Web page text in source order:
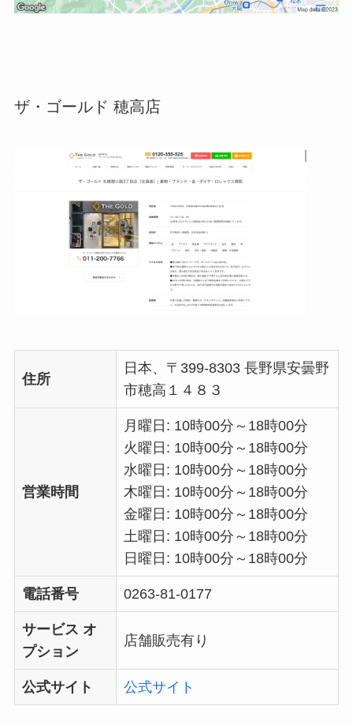
ザ・ゴールド 穂高店
住所
日本、〒399-8303 長野県安曇野
市穂高１４８３
営業時間
月曜日: 10時00分～18時00分
火曜日: 10時00分～18時00分
水曜日: 10時00分～18時00分
木曜日: 10時00分～18時00分
金曜日: 10時00分～18時00分
土曜日: 10時00分～18時00分
日曜日: 10時00分～18時00分
電話番号 0263-81-0177
サービス オ
プション
店舗販売有り
公式サイト 公式サイト